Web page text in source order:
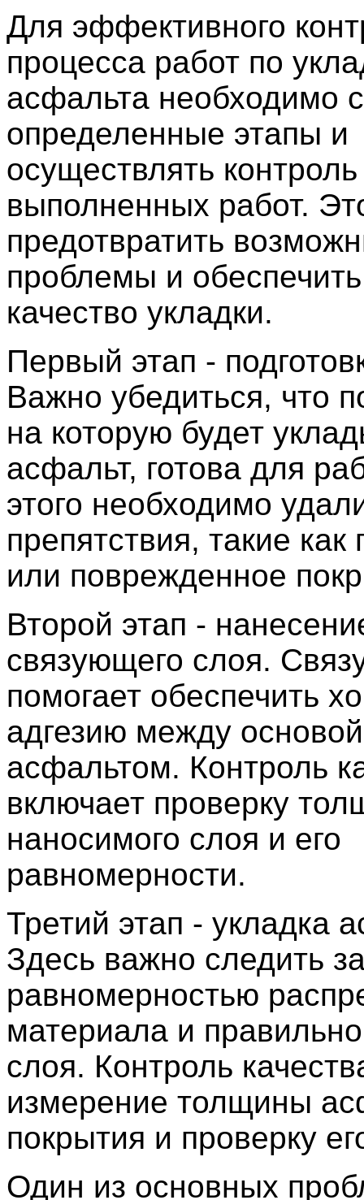
Для эффективного
процесса работ по
асфальта необходимо
определенные этапы и
осуществлять контроль
выполненных работ.
предотвратить
проблемы и
качество укладки.
Первый этап -
Важно убедиться, что
на которую будет
асфальт, готова для
этого необходимо
препятствия, такие как
или поврежденное
Второй этап -
связующего слоя.
помогает обеспечить
адгезию между
асфальтом. Контроль
включает проверку
наносимого слоя и его
равномерности.
Третий этап - укладка
Здесь важно следить
равномерностью
материала и
слоя. Контроль
измерение толщины
покрытия и проверку
Один из основных